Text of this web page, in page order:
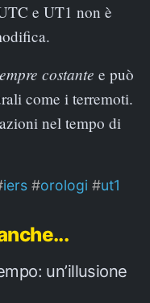
e UT1 non è
costante e può
come i terremoti.
nel tempo di
iers orologi ut1
un’illusione